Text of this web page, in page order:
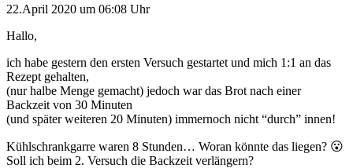
22.April 2020 um 06:08 Uhr
Hallo,
ich habe gestern den ersten Versuch gestartet und mich 1:1 an das
Rezept gehalten,
(nur halbe Menge gemacht) jedoch war das Brot nach einer
Backzeit von 30 Minuten
(und später weiteren 20 Minuten) immernoch nicht “durch” innen!
Kühlschrankgarre waren 8 Stunden… Woran könnte das liegen? 😮
Soll ich beim 2. Versuch die Backzeit verlängern?